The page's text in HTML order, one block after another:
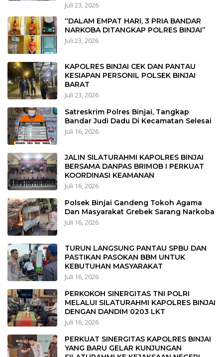
Juli 23, 2026
“DALAM EMPAT HARI, 3 PRIA BANDAR
NARKOBA DITANGKAP POLRES BINJAI”
Juli 23, 2026
KAPOLRES BINJAI CEK DAN PANTAU
KESIAPAN PERSONIL POLSEK BINJAI
BARAT
Juli 23, 2026
Satreskrim Polres Binjai, Tangkap
Bandar Judi Dadu Di Kecamatan Selesai
Juli 16, 2026
JALIN SILATURAHMI KAPOLRES BINJAI
BERSAMA DANPAS BRIMOB I PERKUAT
KOORDINASI KEAMANAN
Juli 16, 2026
Polsek Binjai Gandeng Tokoh Agama
Dan Masyarakat Grebek Sarang Narkoba
Juli 16, 2026
TURUN LANGSUNG PANTAU SPBU DAN
PASTIKAN PASOKAN BBM UNTUK
KEBUTUHAN MASYARAKAT
Juli 16, 2026
PERKOKOH SINERGITAS TNI POLRI
MELALUI SILATURAHMI KAPOLRES BINJAI
DENGAN DANDIM 0203 LKT
Juli 16, 2026
PERKUAT SINERGITAS KAPOLRES BINJAI
YANG BARU GELAR KUNJUNGAN